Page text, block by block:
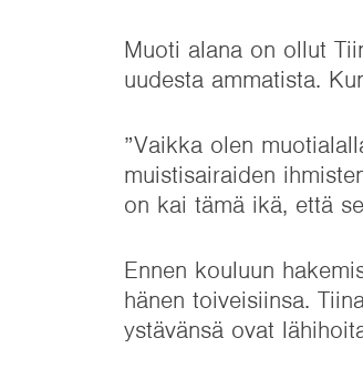
Muoti alana on ollut
uudesta ammatista.
”Vaikka olen
muistisairaiden
on kai tämä ikä, että
Ennen kouluun
hänen toiveisiinsa.
ystävänsä ovat